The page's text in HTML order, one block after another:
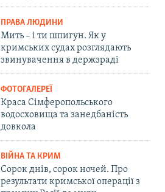
ПРАВА ЛЮДИНИ
Мить – і ти шпигун. Як у
кримських судах розглядають
звинувачення в держзраді
ФОТОГАЛЕРЕЇ
Краса Сімферопольського
водосховища та занедбаність
довкола
ВІЙНА ТА КРИМ
Сорок днів, сорок ночей. Про
результати кримської операції з